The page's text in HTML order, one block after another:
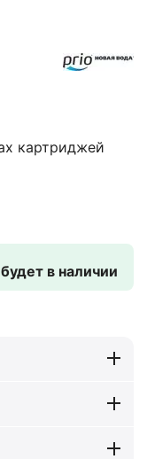
картриджей
в наличии